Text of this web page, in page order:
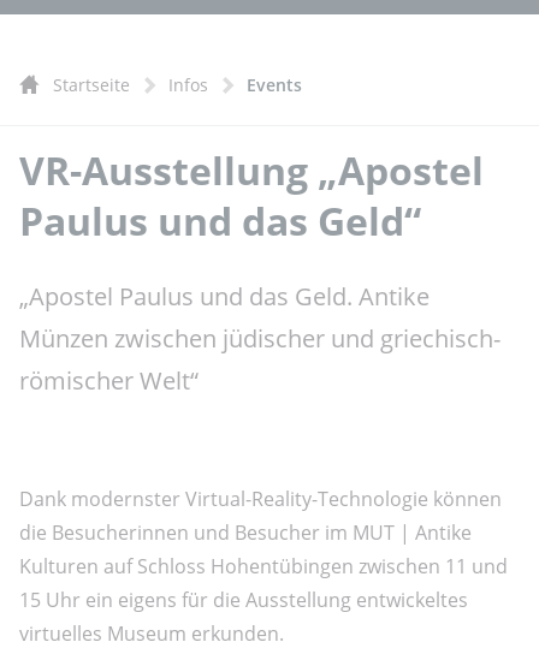
Startseite Infos Events
VR-Ausstellung „Apostel
Paulus und das Geld“
„Apostel Paulus und das Geld. Antike
Münzen zwischen jüdischer und griechisch-
römischer Welt“
Dank modernster Virtual-Reality-Technologie können
die Besucherinnen und Besucher im MUT | Antike
Kulturen auf Schloss Hohentübingen zwischen 11 und
15 Uhr ein eigens für die Ausstellung entwickeltes
virtuelles Museum erkunden.